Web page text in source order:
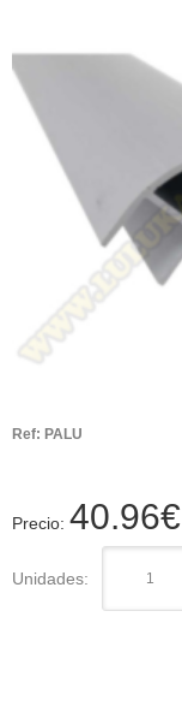
Ref: PALU
Precio: 40.96€
Unidades: